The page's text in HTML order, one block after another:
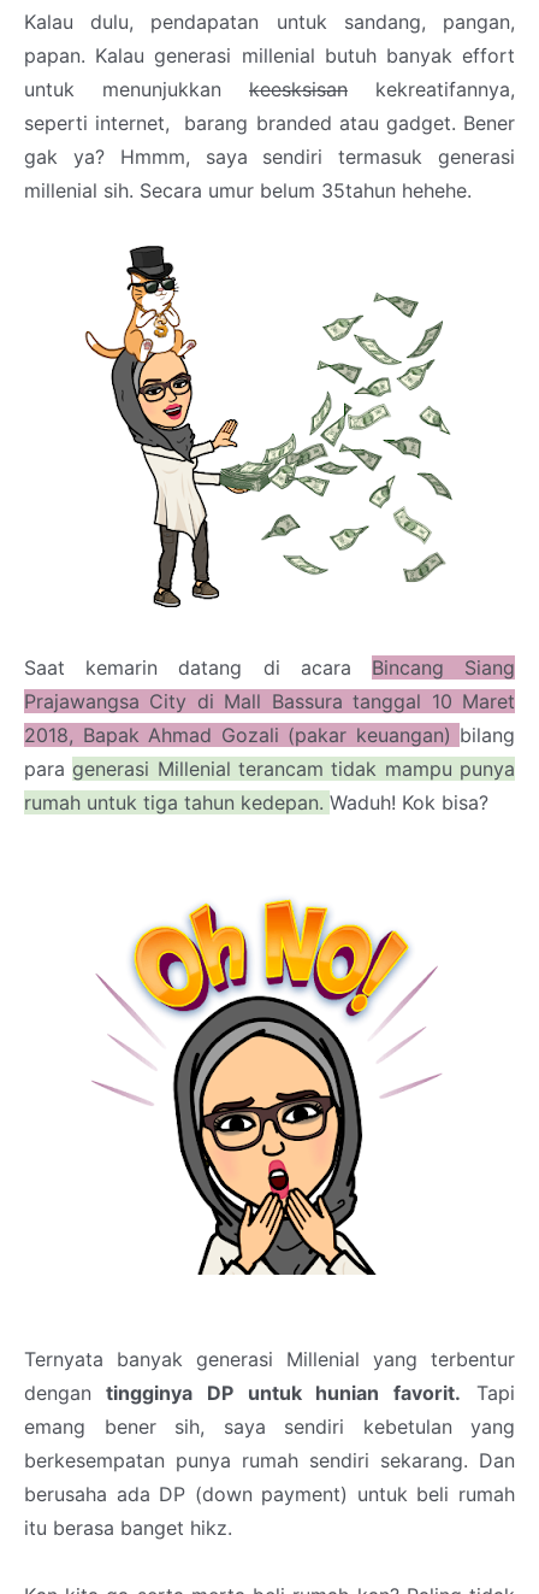
Kalau dulu, pendapatan untuk sandang, pangan,
papan. Kalau generasi millenial butuh banyak effort
untuk menunjukkan keesksisan kekreatifannya,
seperti internet, barang branded atau gadget. Bener
gak ya? Hmmm, saya sendiri termasuk generasi
millenial sih. Secara umur belum 35tahun hehehe.
Saat kemarin datang di acara Bincang Siang
Prajawangsa City di Mall Bassura tanggal 10 Maret
2018, Bapak Ahmad Gozali (pakar keuangan) bilang
para generasi Millenial terancam tidak mampu punya
rumah untuk tiga tahun kedepan. Waduh! Kok bisa?
Ternyata banyak generasi Millenial yang terbentur
dengan tingginya DP untuk hunian favorit. Tapi
emang bener sih, saya sendiri kebetulan yang
berkesempatan punya rumah sendiri sekarang. Dan
berusaha ada DP (down payment) untuk beli rumah
itu berasa banget hikz.